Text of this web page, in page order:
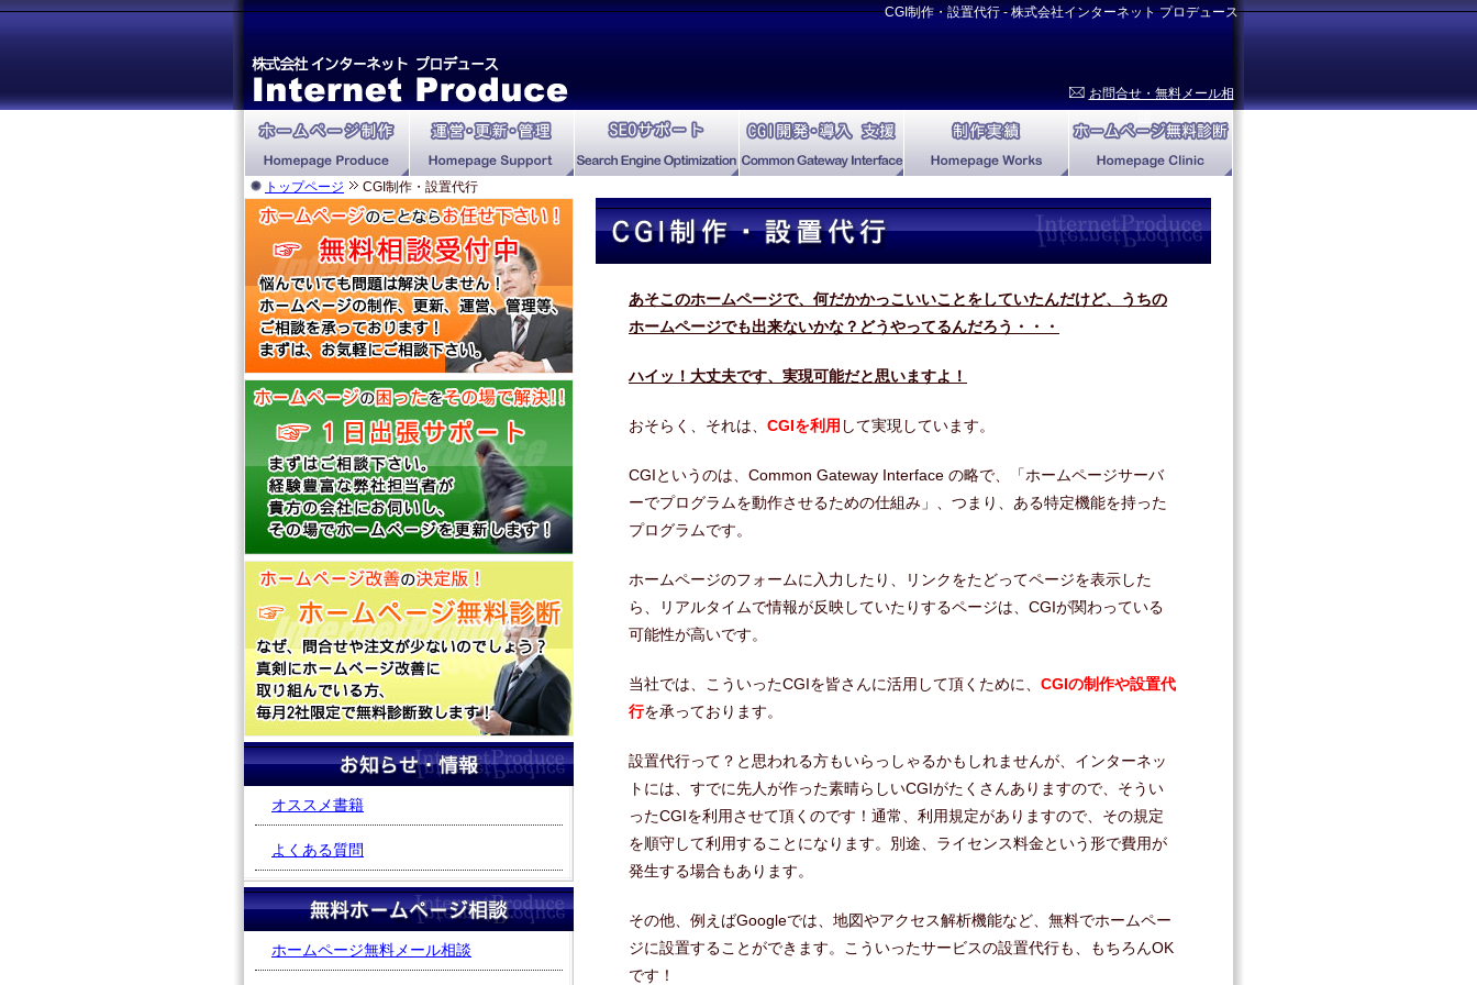
CGI制作・設置代行 - 株式会社インターネット プロデュース
お問合せ・無料メール相
トップページ CGI制作・設置代行
あそこのホームページで、何だかかっこいいことをしていたんだけど、うちの
ホームページでも出来ないかな？どうやってるんだろう・・・
ハイッ！大丈夫です、実現可能だと思いますよ！
おそらく、それは、 CGIを利用 して実現しています。
CGIというのは、Common Gateway Interface の略で、「ホームページサーバ
ーでプログラムを動作させるための仕組み」、つまり、ある特定機能を持った
プログラムです。
ホームページのフォームに入力したり、リンクをたどってページを表示した
ら、リアルタイムで情報が反映していたりするページは、CGIが関わっている
可能性が高いです。
当社では、こういったCGIを皆さんに活用して頂くために、 CGIの制作や設置代
行を承っております。
設置代行って？と思われる方もいらっしゃるかもしれませんが、インターネッ
トには、すでに先人が作った素晴らしいCGIがたくさんありますので、そうい
ったCGIを利用させて頂くのです！通常、利用規定がありますので、その規定
を順守して利用することになります。別途、ライセンス料金という形で費用が
発生する場合もあります。
その他、例えばGoogleでは、地図やアクセス解析機能など、無料でホームペー
ジに設置することができます。こういったサービスの設置代行も、もちろんOK
です！
オススメ書籍
よくある質問
ホームページ無料メール相談